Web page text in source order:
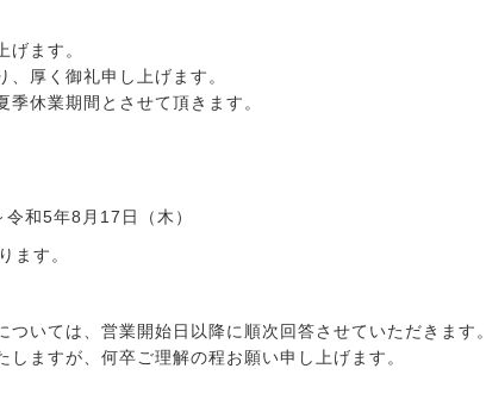
ス
｜
国
料
査
ます。
厚く御礼申し上げます。
休業期間とさせて頂きます。
和5年8月17日（木）
ます。
いては、営業開始日以降に順次回答させていただきます。
ますが、何卒ご理解の程お願い申し上げます。